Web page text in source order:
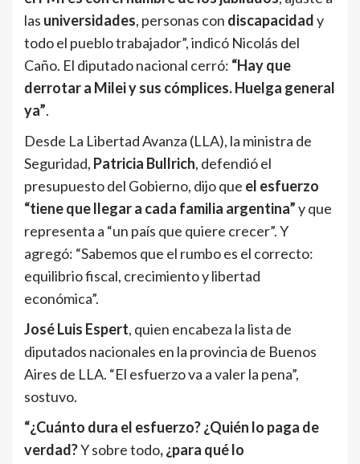
las universidades, personas con discapacidady
todo el pueblo trabajador”, indicó Nicolás del
Caño. El diputado nacional cerró: “Hay que
derrotar a Milei y sus cómplices. Huelga general
ya”.
Desde La Libertad Avanza (LLA), la ministra de
Seguridad, Patricia Bullrich, defendió el
presupuesto del Gobierno, dijo que el esfuerzo
“tiene que llegar a cada familia argentina”y que
representa a “un país que quiere crecer”. Y
agregó: “Sabemos que el rumbo es el correcto:
equilibrio fiscal, crecimiento y libertad
económica”.
José Luis Espert, quien encabeza la lista de
diputados nacionales en la provincia de Buenos
Aires de LLA. “El esfuerzo va a valer la pena”,
sostuvo.
“¿Cuánto dura el esfuerzo? ¿Quién lo paga de
verdad?Y sobre todo, ¿para qué lo